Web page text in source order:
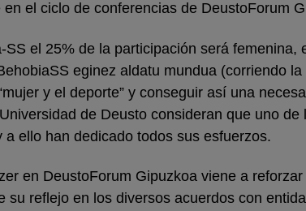
el ciclo de conferencias de DeustoForum
el 25% de la participación será
eginez aldatu mundua (corriendo
y el deporte” y conseguir así una
de Deusto consideran que uno
ello han dedicado todos sus esfuerzos.
en DeustoForum Gipuzkoa viene a
su reflejo en los diversos acuerdos con